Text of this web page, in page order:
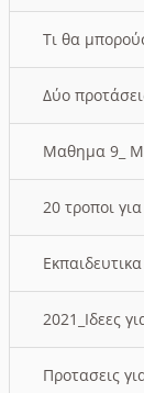
Τι θα
Δύο
Μαθημα 9_
20 τροποι
2021_Ιδεες
Προτασεις